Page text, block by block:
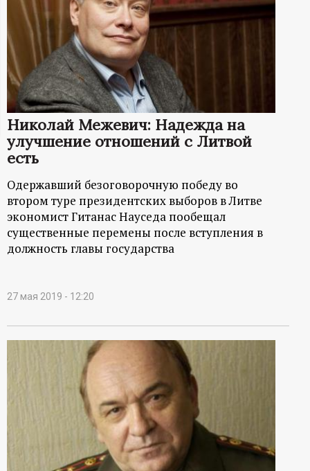
о
р
м
а
ц
и
о
н
н
ы
п
р
Николай Межевич: Надежда на
улучшение отношений с Литвой
есть
Одержавший безоговорочную победу во
втором туре президентских выборов в Литве
экономист Гитанас Науседа пообещал
существенные перемены после вступления в
должность главы государства
27 мая 2019 - 12:20